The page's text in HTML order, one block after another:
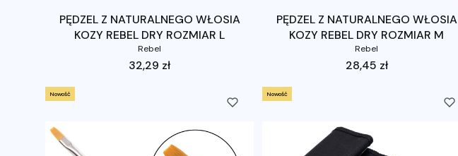
PĘDZEL Z NATURALNEGO WŁOSIA
KOZY REBEL DRY ROZMIAR L
Rebel
Cena
32,29 zł
PĘDZEL Z NATURALNEGO WŁOSIA
KOZY REBEL DRY ROZMIAR M
Rebel
Cena
28,45 zł
Nowość Nowość